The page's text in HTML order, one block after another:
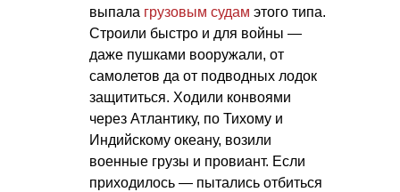
выпала грузовым судам этого типа.
Строили быстро и для войны —
даже пушками вооружали, от
самолетов да от подводных лодок
защититься. Ходили конвоями
через Атлантику, по Тихому и
Индийскому океану, возили
военные грузы и провиант. Если
приходилось — пытались отбиться